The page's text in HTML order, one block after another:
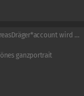
[gone] *PHOTOGRAPHERAndreasDräger*account wird gelöscht!!
ganzportrait